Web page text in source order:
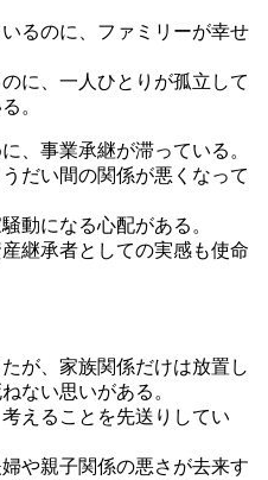
るのに、ファミリーが幸せ
に、一人ひとりが孤立して
。
、事業承継が滞っている。
だい間の関係が悪くなって
動になる心配がある。
継承者としての実感も使命
が、家族関係だけは放置し
ない思いがある。
えることを先送りしてい
や親子関係の悪さが去来す